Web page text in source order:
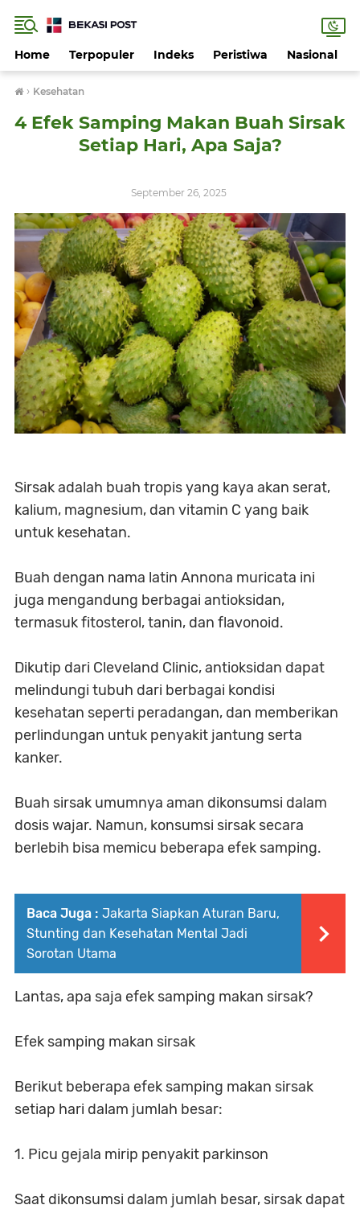
Home Terpopuler Indeks Peristiwa Nasional
› Kesehatan
4 Efek Samping Makan Buah Sirsak
Setiap Hari, Apa Saja?
September 26, 2025
Sirsak adalah buah tropis yang kaya akan serat,
kalium, magnesium, dan vitamin C yang baik
untuk kesehatan.
Buah dengan nama latin Annona muricata ini
juga mengandung berbagai antioksidan,
termasuk fitosterol, tanin, dan flavonoid.
Dikutip dari Cleveland Clinic, antioksidan dapat
melindungi tubuh dari berbagai kondisi
kesehatan seperti peradangan, dan memberikan
perlindungan untuk penyakit jantung serta
kanker.
Buah sirsak umumnya aman dikonsumsi dalam
dosis wajar. Namun, konsumsi sirsak secara
berlebih bisa memicu beberapa efek samping.
Baca Juga : Jakarta Siapkan Aturan Baru,
Stunting dan Kesehatan Mental Jadi
Sorotan Utama
Lantas, apa saja efek samping makan sirsak?
Efek samping makan sirsak
Berikut beberapa efek samping makan sirsak
setiap hari dalam jumlah besar:
1. Picu gejala mirip penyakit parkinson
Saat dikonsumsi dalam jumlah besar, sirsak dapat